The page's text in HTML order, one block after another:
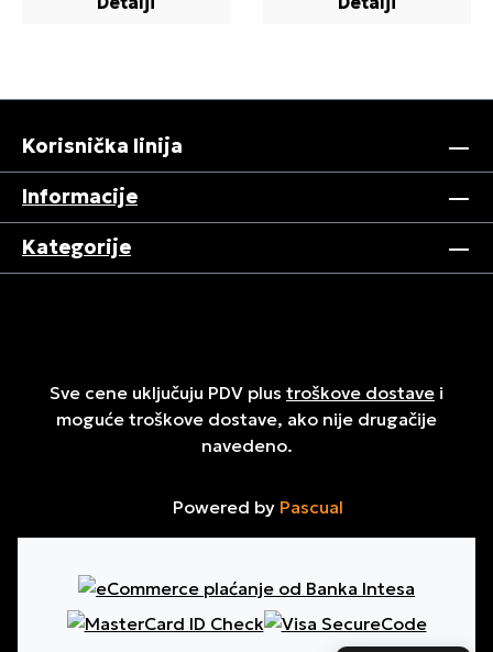
Korisnička linija
Informacije
Kategorije
Sve cene uključuju PDV plus troškove dostave i
moguće troškove dostave, ako nije drugačije
navedeno.
Powered by Pascual